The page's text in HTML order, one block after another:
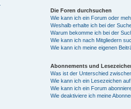
Die Foren durchsuchen
Wie kann ich ein Forum oder
Weshalb erhalte ich bei der
Warum bekomme ich bei der
Wie kann ich nach Mitgliedern
Wie kann ich meine eigenen
Abonnements und
Was ist der Unterschied
Wie kann ich ein Lesezeichen
Wie kann ich ein Forum
Wie deaktiviere ich meine